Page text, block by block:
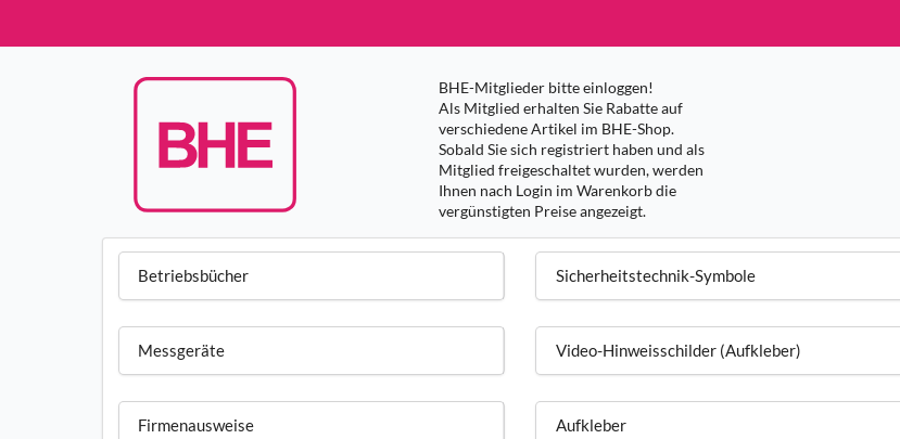
BHE-Mitglieder bitte einloggen!
Als Mitglied erhalten Sie Rabatte auf
verschiedene Artikel im BHE-Shop.
Sobald Sie sich registriert haben und als
Mitglied freigeschaltet wurden, werden
Ihnen nach Login im Warenkorb die
vergünstigten Preise angezeigt.
Betriebsbücher Sicherheitstechnik-Symbole
Messgeräte Video-Hinweisschilder (Aufkleber)
Firmenausweise Aufkleber